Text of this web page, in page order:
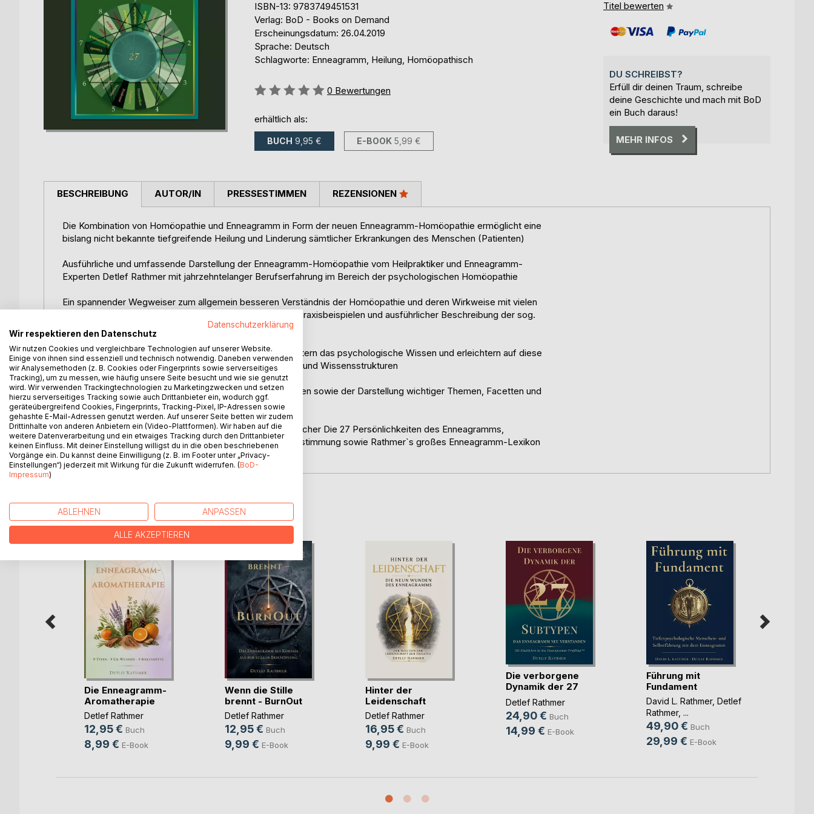
ISBN-13: 9783749451531
Verlag: BoD - Books on Demand
Erscheinungsdatum: 26.04.2019
Sprache: Deutsch
Schlagworte: Enneagramm, Heilung, Homöopathisch
Bewertung::
0 Bewertungen
erhältlich als:
BUCH 9,95 € E-BOOK 5,99 €
Titel bewerten
DU SCHREIBST?
Erfüll dir deinen Traum, schreibe
deine Geschichte und mach mit BoD
ein Buch daraus!
MEHR INFOS
BESCHREIBUNG
Die Kombination von Homöopathie und Enneagramm in Form der neuen Enneagramm-Homöopathie ermöglicht eine
bislang nicht bekannte tiefgreifende Heilung und Linderung sämtlicher Erkrankungen des Menschen (Patienten)
Ausführliche und umfassende Darstellung der Enneagramm-Homöopathie vom Heilpraktiker und Enneagramm-
Experten Detlef Rathmer mit jahrzehntelanger Berufserfahrung im Bereich der psychologischen Homöopathie
Ein spannender Wegweiser zum allgemein besseren Verständnis der Homöopathie und deren Wirkweise mit vielen
theoretischen Grundlagen sowie zahlreichen lebendigen Praxisbeispielen und ausführlicher Beschreibung der sog.
Praktische und hilfreiche Übersichten vertiefen und erweitern das psychologische Wissen und erleichtern auf diese
Weise das Verständnis auch komplexer Zusammenhänge und Wissensstrukturen
Mit dynamischen Beschreibungen aller 9 Enneagrammtypen sowie der Darstellung wichtiger Themen, Facetten und
Symboliken der einzelnen 9 Enneatypen
Ein zuverlässiger Ratgeber vom Autor der Enneagrammbücher Die 27 Persönlichkeiten des Enneagramms,
Rathmer`s Enneagramm-Typentest, Die Praxis der Typbestimmung sowie Rathmer`s großes Enneagramm-Lexikon
von A-Z.
AUTOR/IN PRESSESTIMMEN REZENSIONEN
WEITERE TITEL BEIBoD
Die Enneagramm-
Aromatherapie
Detlef Rathmer
12,95 € Buch
8,99 € E-Book
Wenn die Stille
brennt - BurnOut
Detlef Rathmer
12,95 € Buch
9,99 € E-Book
Hinter der
Leidenschaft
Detlef Rathmer
16,95 € Buch
9,99 € E-Book
Die verborgene
Dynamik der 27
Subtypen
Detlef Rathmer
24,90 € Buch
14,99 € E-Book
Führung mit
Fundament
David L. Rathmer, Detlef
Rathmer, ...
49,90 € Buch
29,99 € E-Book
Datenschutzerklärung
Wir respektieren den Datenschutz
Wir nutzen Cookies und vergleichbare Technologien auf unserer Website.
Einige von ihnen sind essenziell und technisch notwendig. Daneben verwenden
wir Analysemethoden (z. B. Cookies oder Fingerprints sowie serverseitiges
Tracking), um zu messen, wie häufig unsere Seite besucht und wie sie genutzt
wird. Wir verwenden Trackingtechnologien zu Marketingzwecken und setzen
hierzu serverseitiges Tracking sowie auch Drittanbieter ein, wodurch ggf.
geräteübergreifend Cookies, Fingerprints, Tracking-Pixel, IP-Adressen sowie
gehashte E-Mail-Adressen genutzt werden. Auf unserer Seite betten wir zudem
Drittinhalte von anderen Anbietern ein (Video-Plattformen). Wir haben auf die
weitere Datenverarbeitung und ein etwaiges Tracking durch den Drittanbieter
keinen Einfluss. Mit deiner Einstellung willigst du in die oben beschriebenen
Vorgänge ein. Du kannst deine Einwilligung (z. B. im Footer unter „Privacy-
Einstellungen“) jederzeit mit Wirkung für die Zukunft widerrufen. (BoD-
Impressum)
ABLEHNEN ANPASSEN
ALLE AKZEPTIEREN